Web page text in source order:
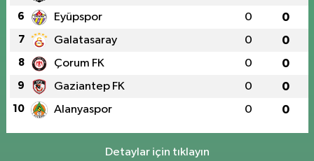
6 Eyüpspor 0 0
7 Galatasaray 0 0
8 Çorum FK 0 0
9 Gaziantep FK 0 0
10 Alanyaspor 0 0
Detaylar için tıklayın